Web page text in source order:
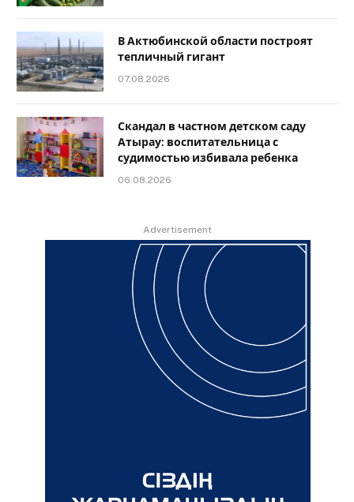
В Актюбинской области построят
тепличный гигант
07.08.2026
Скандал в частном детском саду
Атырау: воспитательница с
судимостью избивала ребенка
06.08.2026
Advertisement